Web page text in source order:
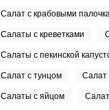
Салат с крабовыми
Салаты с креветками
Салаты с пекинской
Салат с тунцом Салат
Салаты с яйцом